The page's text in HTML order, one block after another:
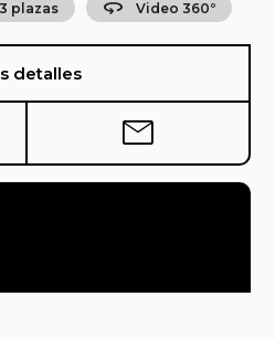
3 plazas 360 Video 360º
detalles
mail